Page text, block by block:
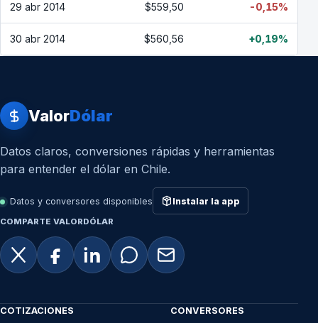
29 abr 2014 $559,50 -0,15%
30 abr 2014 $560,56 +0,19%
ValorDólar
Datos claros, conversiones rápidas y herramientas
para entender el dólar en Chile.
Datos y conversores disponibles Instalar la app
COMPARTE VALORDÓLAR
COTIZACIONES CONVERSORES